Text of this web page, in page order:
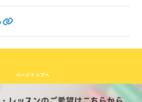
ページトップへ